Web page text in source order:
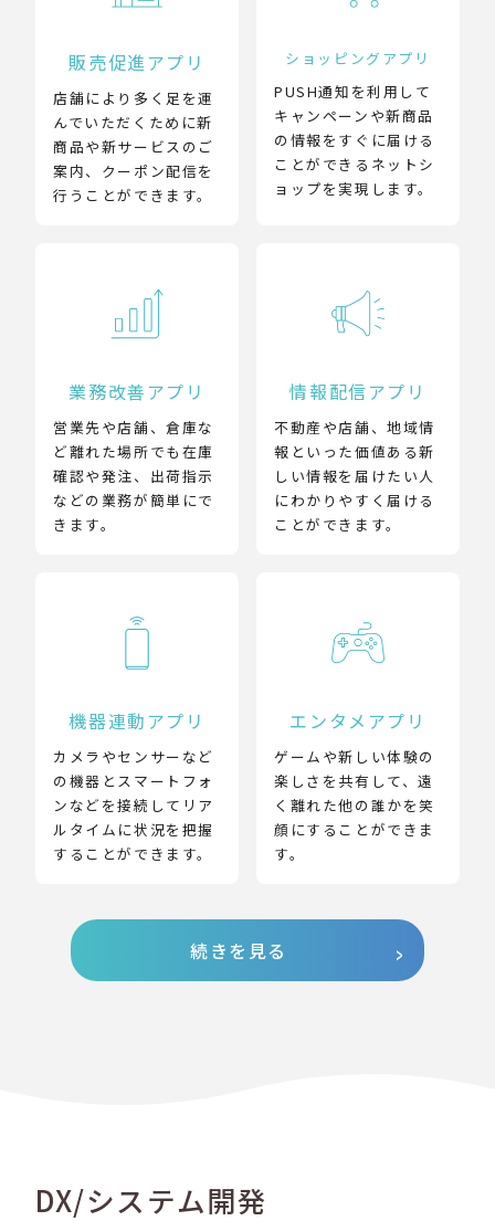
販売促進アプリ
店舗により多く足を運
んでいただくために新
商品や新サービスのご
案内、クーポン配信を
行うことができます。
ショッピングアプリ
PUSH通知を利用して
キャンペーンや新商品
の情報をすぐに届ける
ことができるネットシ
ョップを実現します。
業務改善アプリ
営業先や店舗、倉庫な
ど離れた場所でも在庫
確認や発注、出荷指示
などの業務が簡単にで
きます。
情報配信アプリ
不動産や店舗、地域情
報といった価値ある新
しい情報を届けたい人
にわかりやすく届ける
ことができます。
機器連動アプリ
カメラやセンサーなど
の機器とスマートフォ
ンなどを接続してリア
ルタイムに状況を把握
することができます。
エンタメアプリ
ゲームや新しい体験の
楽しさを共有して、遠
く離れた他の誰かを笑
顔にすることができま
す。
続きを見る
DX/システム開発